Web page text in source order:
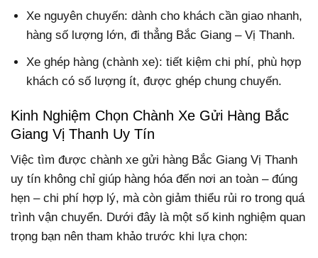
Xe nguyên chuyến: dành cho khách cần giao nhanh,
hàng số lượng lớn, đi thẳng Bắc Giang – Vị Thanh.
Xe ghép hàng (chành xe): tiết kiệm chi phí, phù hợp
khách có số lượng ít, được ghép chung chuyến.
Kinh Nghiệm Chọn Chành Xe Gửi Hàng Bắc
Giang Vị Thanh Uy Tín
Việc tìm được chành xe gửi hàng Bắc Giang Vị Thanh
uy tín không chỉ giúp hàng hóa đến nơi an toàn – đúng
hẹn – chi phí hợp lý, mà còn giảm thiểu rủi ro trong quá
trình vận chuyển. Dưới đây là một số kinh nghiệm quan
trọng bạn nên tham khảo trước khi lựa chọn: